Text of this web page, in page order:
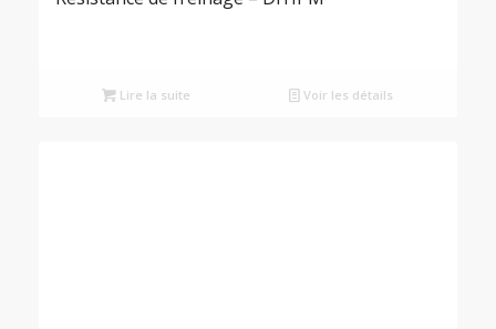
Lire la suite Voir les détails